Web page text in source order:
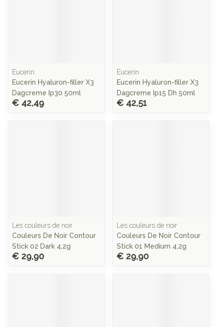
Eucerin
Eucerin Hyaluron-filler X3
Dagcreme Ip30 50ml
€ 42,49
Eucerin
Eucerin Hyaluron-filler X3
Dagcreme Ip15 Dh 50ml
€ 42,51
Les couleurs de noir
Couleurs De Noir Contour
Stick 02 Dark 4,2g
€ 29,90
Les couleurs de noir
Couleurs De Noir Contour
Stick 01 Medium 4,2g
€ 29,90